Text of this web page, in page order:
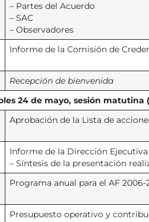
– Partes del Acuerdo
– SAC
– Observadores
Informe de la Comisión de
Recepción de bienvenida
24 de mayo, sesión matutina
Aprobación de la Lista de
Informe de la Dirección Ejecutiva
– Síntesis de la presentación
Programa anual para el AF 2006-
Presupuesto operativo y